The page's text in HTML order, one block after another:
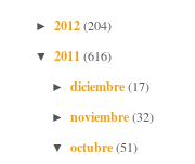
► 2012(204)
▼ 2011(616)
► diciembre(17)
► noviembre(32)
▼ octubre(51)